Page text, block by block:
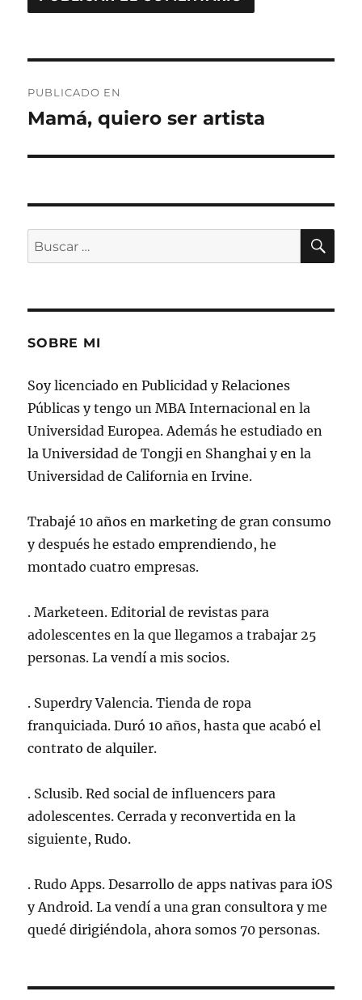
de
PUBLICADO EN
Mamá, quiero ser artista
Buscar
por:
SOBRE MI
Soy licenciado en Publicidad y Relaciones
Públicas y tengo un MBA Internacional en la
Universidad Europea. Además he estudiado en
la Universidad de Tongji en Shanghai y en la
Universidad de California en Irvine.
Trabajé 10 años en marketing de gran consumo
y después he estado emprendiendo, he
montado cuatro empresas.
. Marketeen. Editorial de revistas para
adolescentes en la que llegamos a trabajar 25
personas. La vendí a mis socios.
. Superdry Valencia. Tienda de ropa
franquiciada. Duró 10 años, hasta que acabó el
contrato de alquiler.
. Sclusib. Red social de influencers para
adolescentes. Cerrada y reconvertida en la
siguiente, Rudo.
. Rudo Apps. Desarrollo de apps nativas para iOS
y Android. La vendí a una gran consultora y me
quedé dirigiéndola, ahora somos 70 personas.